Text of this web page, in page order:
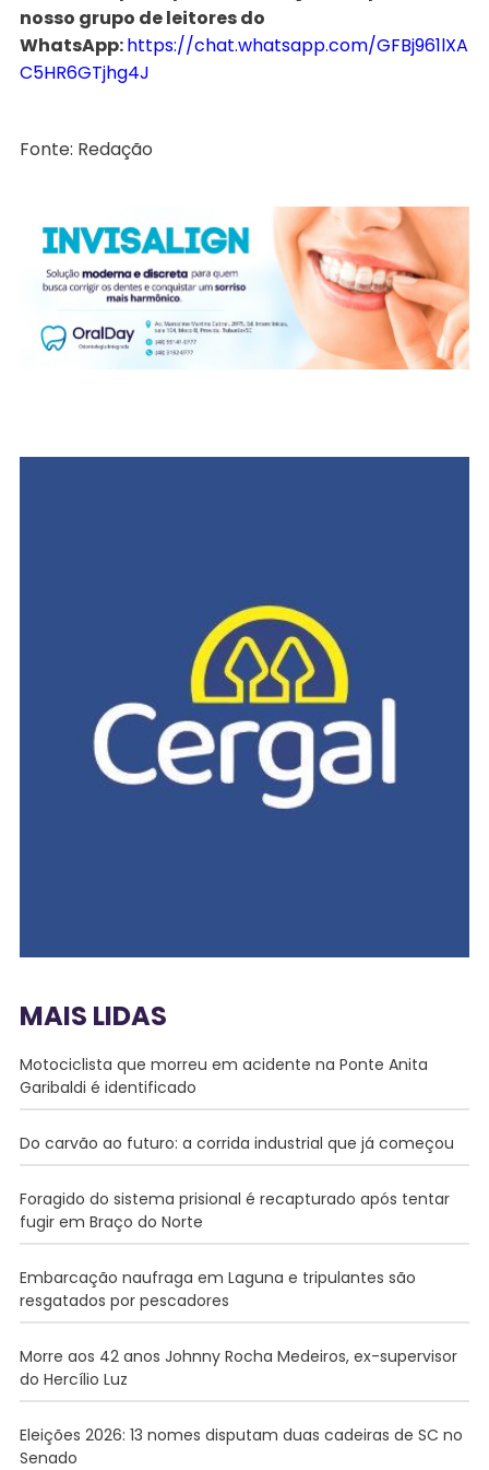
nosso grupo de leitores do
WhatsApp:https://chat.whatsapp.com/GFBj961lXA
C5HR6GTjhg4J
Fonte: Redação
MAIS LIDAS
Motociclista que morreu em acidente na Ponte Anita
Garibaldi é identificado
Do carvão ao futuro: a corrida industrial que já começou
Foragido do sistema prisional é recapturado após tentar
fugir em Braço do Norte
Embarcação naufraga em Laguna e tripulantes são
resgatados por pescadores
Morre aos 42 anos Johnny Rocha Medeiros, ex-supervisor
do Hercílio Luz
Eleições 2026: 13 nomes disputam duas cadeiras de SC no
Senado